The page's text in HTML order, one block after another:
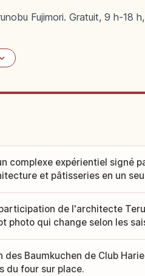
Fujimori. Gratuit, 9 h-18
complexe expérientiel signé
et pâtisseries en un
de l'architecte
photo qui change selon les
Baumkuchen de Club
du four sur place.